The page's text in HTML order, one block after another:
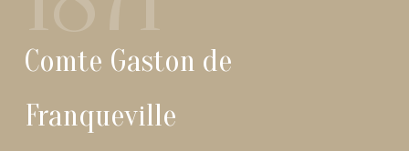
Comte Gaston de
Franqueville